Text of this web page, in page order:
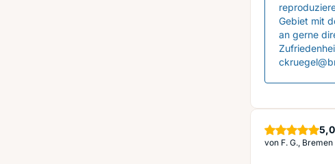
Gebiet mit
an gerne
5,0
von F. G., Bremen